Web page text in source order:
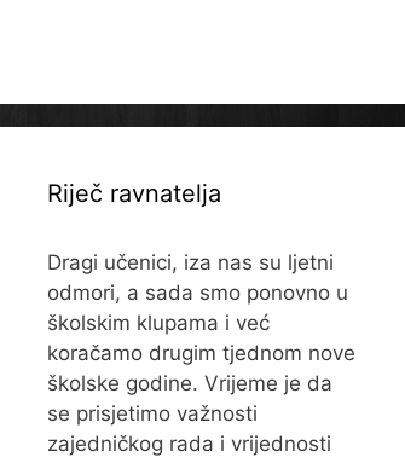
Riječ ravnatelja
Dragi učenici, iza nas su ljetni
odmori, a sada smo ponovno u
školskim klupama i već
koračamo drugim tjednom nove
školske godine. Vrijeme je da
se prisjetimo važnosti
zajedničkog rada i vrijednosti